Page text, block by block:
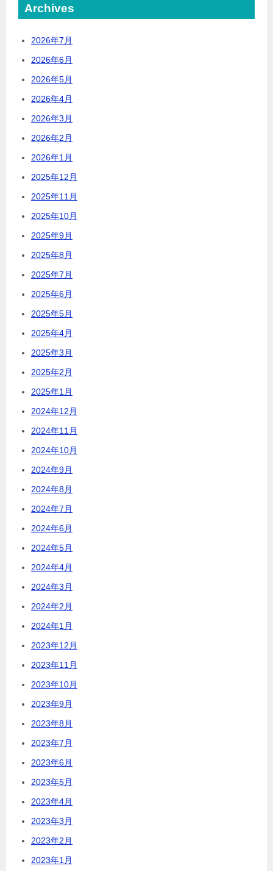
Archives
2026年7月
2026年6月
2026年5月
2026年4月
2026年3月
2026年2月
2026年1月
2025年12月
2025年11月
2025年10月
2025年9月
2025年8月
2025年7月
2025年6月
2025年5月
2025年4月
2025年3月
2025年2月
2025年1月
2024年12月
2024年11月
2024年10月
2024年9月
2024年8月
2024年7月
2024年6月
2024年5月
2024年4月
2024年3月
2024年2月
2024年1月
2023年12月
2023年11月
2023年10月
2023年9月
2023年8月
2023年7月
2023年6月
2023年5月
2023年4月
2023年3月
2023年2月
2023年1月